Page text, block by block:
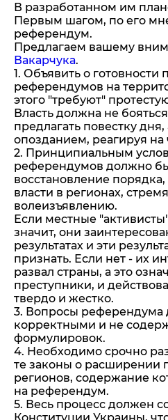
В разработанном им
Первым шагом, по его
референдум.
Предлагаем вашему
Вакарчука.
1. Объявить о готовности
референдумов на
этого "требуют"
Власть должна не
предлагать повестку
опозданием, реагируя
2. Принципиальным
референдумов должно
восстановление
власти в регионах,
волеизъявлению.
Если местные
значит, они
результатах и эти
признать. Если нет - их
развал страны, а это
преступники, и
твердо и жестко.
3. Вопросы
корректными и не
формулировок.
4. Необходимо срочно
те законы о расширении
регионов, содержание
на референдум.
5. Весь процесс должен